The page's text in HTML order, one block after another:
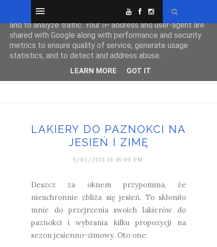
LAKIERY DO PAZNOKCI NA
JESIEŃ I ZIMĘ
9/02/2013 10:45:00 PM
Deszcz za oknem przypomina, że
nieuchronnie zbliża się jesień. To skłoniło
mnie do przejrzenia swoich lakierów do
paznokci i wybrania kilku propozycji na
sezon jesienno-zimowy. Oto one:
This site uses cookies from Google to deliver its services
and to analyze traffic. Your IP address and user-agent are
shared with Google along with performance and security
metrics to ensure quality of service, generate usage
statistics, and to detect and address abuse.
LEARN MORE GOT IT